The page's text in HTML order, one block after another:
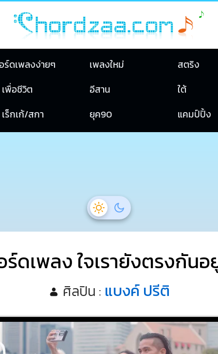
ร์ดเพลงง่ายๆ เพลงใหม่
สตริง
เพื่อชีวิต
อีสาน
ใต้
เร็กเก้/สกา
ยุค90 แคมป์ปิ้ง
ดเพลง ใจเรายังตรงกันอ
ศิลปิน : แบงค์ ปรีติ